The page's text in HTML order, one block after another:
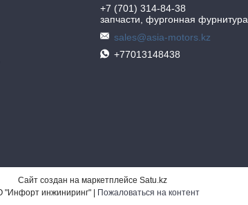
+7 (701) 314-84-38
запчасти, фургонная фурнитура
sales@asia-motors.kz
+77013148438
Сайт создан на маркетплейсе Satu.kz
Пожаловаться на контент